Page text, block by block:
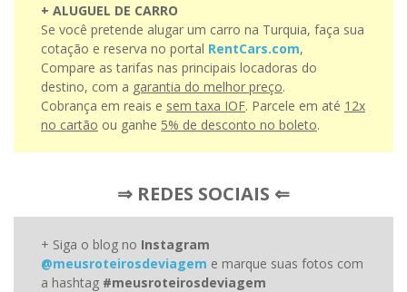
+ ALUGUEL DE CARRO
Se você pretende alugar um carro na Turquia, faça sua
cotação e reserva no portal RentCars.com,
Compare as tarifas nas principais locadoras do
destino, com a garantia do melhor preço.
Cobrança em reais e sem taxa IOF. Parcele em até 12x
no cartão ou ganhe 5% de desconto no boleto.
⇒ REDES SOCIAIS ⇐
+ Siga o blog no Instagram
@meusroteirosdeviagem e marque suas fotos com
a hashtag #meusroteirosdeviagem